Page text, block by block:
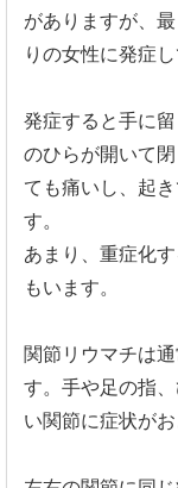
があ りますが、
りの女性に発症
発症すると手に
のひらが開いて
ても痛いし、起
す。
あまり、重症化
もいます。
関節リウマチは
す。 手や足の指、
い関節に症状がお